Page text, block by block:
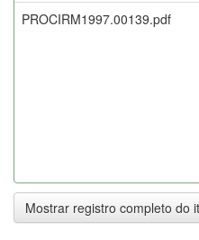
PROCIRM1997.00139.pdf
Mostrar registro completo do